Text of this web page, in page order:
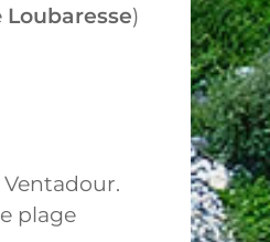
Loubaresse)
Ventadour.
plage